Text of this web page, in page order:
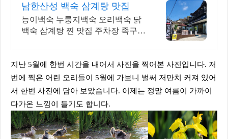
남한산성 백숙 삼계탕 맛집
능이백숙 누룽지백숙 오리백숙 닭
백숙 삼계탕 찐 맛집 주차장 족구장
지난 5월에 한번 시간을 내어서 사진을 찍어본 사진입니다. 저
번에 찍은 어린 오리들이 5월에 가보니 벌써 저만치 커져 있어
서 한번 사진에 담아 보았습니다. 이제는 정말 여름이 가까이
다가온 느낌이 들기도 합니다.